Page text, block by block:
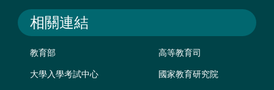
相關連結
教育部 高等教育司
大學入學考試中心 國家教育研究院